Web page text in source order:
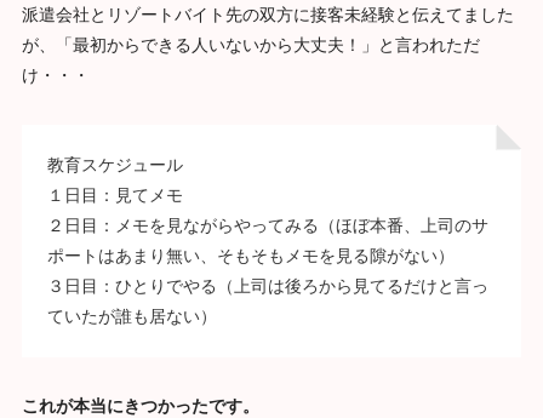
派遣会社とリゾートバイト先の双方に接客未経験と伝えてました
が、「最初からできる人いないから大丈夫！」と言われただ
け・・・
教育スケジュール
１日目：見てメモ
２日目：メモを見ながらやってみる（ほぼ本番、上司のサ
ポートはあまり無い、そもそもメモを見る隙がない）
３日目：ひとりでやる（上司は後ろから見てるだけと言っ
ていたが誰も居ない）
これが本当にきつかったです。